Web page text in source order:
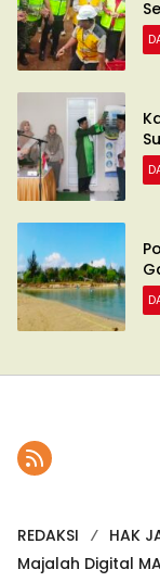
REDAKSI HAK
Majalah Digital